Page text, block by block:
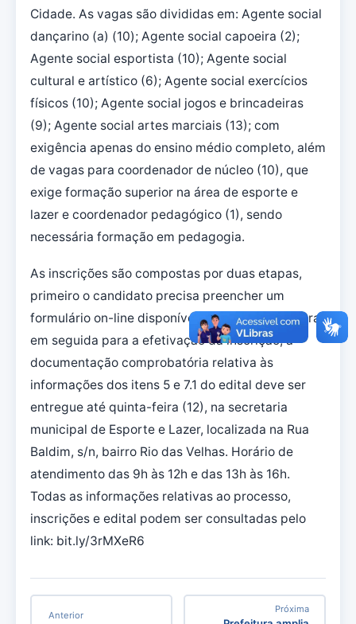
Cidade. As vagas são divididas em: Agente social
dançarino (a) (10); Agente social capoeira (2);
Agente social esportista (10); Agente social
cultural e artístico (6); Agente social exercícios
físicos (10); Agente social jogos e brincadeiras
(9); Agente social artes marciais (13); com
exigência apenas do ensino médio completo, além
de vagas para coordenador de núcleo (10), que
exige formação superior na área de esporte e
lazer e coordenador pedagógico (1), sendo
necessária formação em pedagogia.
As inscrições são compostas por duas etapas,
primeiro o candidato precisa preencher um
formulário on-line disponível no site da Prefeitura,
em seguida para a efetivação da inscrição, a
documentação comprobatória relativa às
informações dos itens 5 e 7.1 do edital deve ser
entregue até quinta-feira (12), na secretaria
municipal de Esporte e Lazer, localizada na Rua
Baldim, s/n, bairro Rio das Velhas. Horário de
atendimento das 9h às 12h e das 13h às 16h.
Todas as informações relativas ao processo,
inscrições e edital podem ser consultadas pelo
link: bit.ly/3rMXeR6
Anterior
Próxima